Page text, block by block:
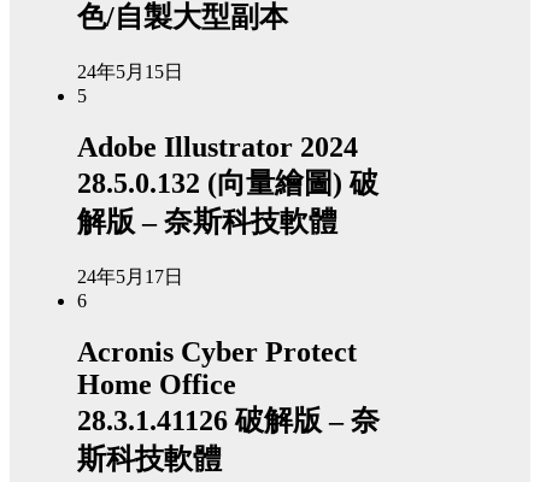
色/自製大型副本
24年5月15日
5
Adobe Illustrator 2024
28.5.0.132 (向量繪圖) 破
解版 – 奈斯科技軟體
24年5月17日
6
Acronis Cyber Protect
Home Office
28.3.1.41126 破解版 – 奈
斯科技軟體